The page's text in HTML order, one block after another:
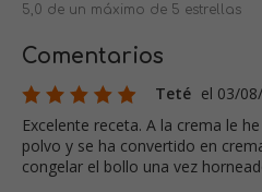
5,0 de un máximo de 5 estrellas
Comentarios
Teté el 03/
Excelente receta. A la crema le
polvo y se ha convertido en
congelar el bollo una vez